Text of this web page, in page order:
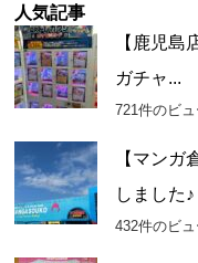
ー
カ
イ
ブ
人気記事
【鹿児
ガチャ...
721件のビュ
【マン
しました♪
432件のビュ